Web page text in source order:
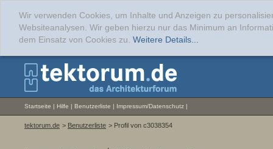
Wir verwenden Cookies, um Inhalte und Anzeigen zu
Websiteanalysen. Wir geben hierzu nur das Minimum an
dem Einsatz von Cookies zu. Weitere Details...
Startseite | Hilfe | Benutzerliste | Impressum/Datenschutz |
tektorum.de > Benutzerliste > Profil von c3038354